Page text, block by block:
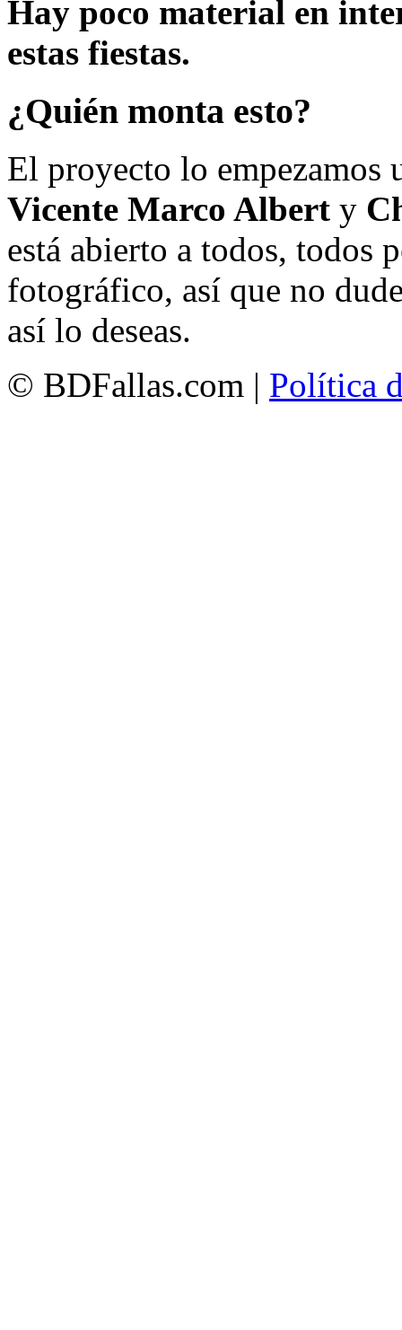
Hay poco material en
estas fiestas.
¿Quién monta esto?
El proyecto lo empezamos
Vicente Marco Albert y
está abierto a todos, todos
fotográfico, así que no
así lo deseas.
© BDFallas.com | Política